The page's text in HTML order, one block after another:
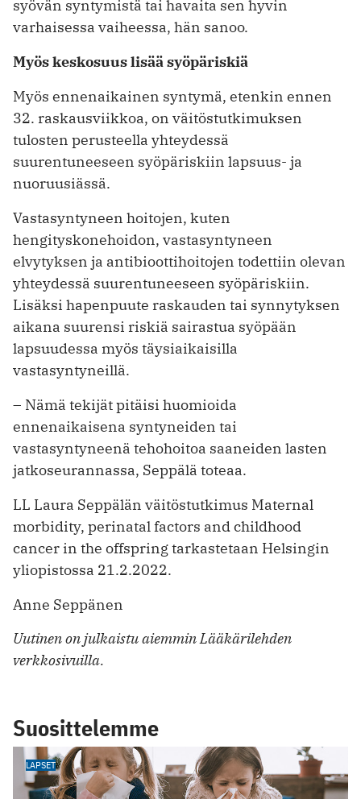
syövän syntymistä tai havaita sen hyvin
varhaisessa vaiheessa, hän sanoo.
Myös keskosuus lisää syöpäriskiä
Myös ennenaikainen syntymä, etenkin ennen
32. raskausviikkoa, on väitöstutkimuksen
tulosten perusteella yhteydessä
suurentuneeseen syöpäriskiin lapsuus- ja
nuoruusiässä.
Vastasyntyneen hoitojen, kuten
hengityskonehoidon, vastasyntyneen
elvytyksen ja antibioottihoitojen todettiin olevan
yhteydessä suurentuneeseen syöpäriskiin.
Lisäksi hapenpuute raskauden tai synnytyksen
aikana suurensi riskiä sairastua syöpään
lapsuudessa myös täysiaikaisilla
vastasyntyneillä.
– Nämä tekijät pitäisi huomioida
ennenaikaisena syntyneiden tai
vastasyntyneenä tehohoitoa saaneiden lasten
jatkoseurannassa, Seppälä toteaa.
LL Laura Seppälän väitöstutkimus Maternal
morbidity, perinatal factors and childhood
cancer in the offspring tarkastetaan Helsingin
yliopistossa 21.2.2022.
Anne Seppänen
Uutinen on julkaistu aiemmin Lääkärilehden
verkkosivuilla.
Suosittelemme
LAPSET